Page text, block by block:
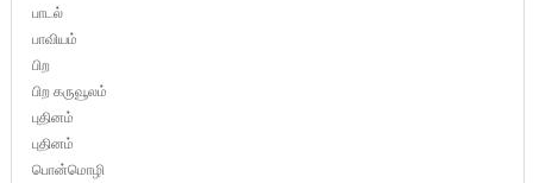
பாடல்
பாவியம்
பிற
பிற கருவூலம்
புதினம்
புதினம்
பொன்மொழி